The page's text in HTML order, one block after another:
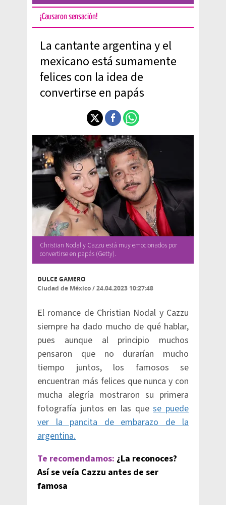
¡Causaron sensación!
La cantante argentina y el
mexicano está sumamente
felices con la idea de
convertirse en papás
Christian Nodal y Cazzu está muy emocionados por
convertirse en papás (Getty).
DULCE GAMERO
Ciudad de México/24.04.2023 10:27:48
El romance de Christian Nodal y Cazzu
siempre ha dado mucho de qué hablar,
pues aunque al principio muchos
pensaron que no durarían mucho
tiempo juntos, los famosos se
encuentran más felices que nunca y con
mucha alegría mostraron su primera
fotografía juntos en las quese puede
ver la pancita de embarazo de la
argentina.
Te recomendamos: ¿La reconoces?
Así se veía Cazzu antes de ser
famosa